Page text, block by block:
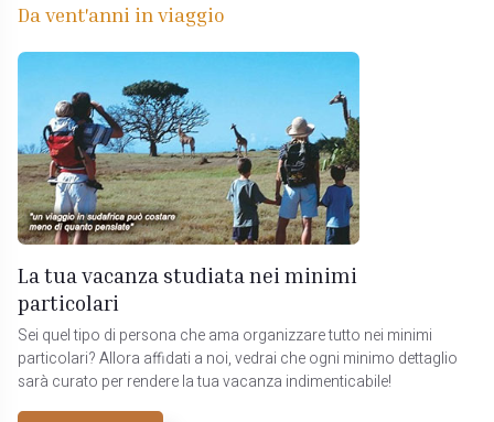
Da vent'anni in viaggio
La tua vacanza studiata nei minimi
particolari
Sei quel tipo di persona che ama organizzare tutto nei minimi
particolari? Allora affidati a noi, vedrai che ogni minimo dettaglio
sarà curato per rendere la tua vacanza indimenticabile!